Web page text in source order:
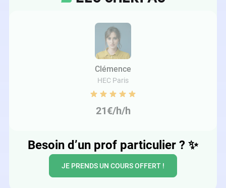
Clémence
HEC Paris
21€/h/h
Besoin d’un prof particulier ? ✨
JE PRENDS UN COURS OFFERT !